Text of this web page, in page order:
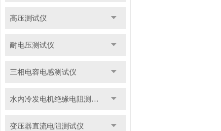
高压测试仪
耐电压测试仪
三相电容电感测试仪
水内冷发电机绝缘电阻测试仪
变压器直流电阻测试仪